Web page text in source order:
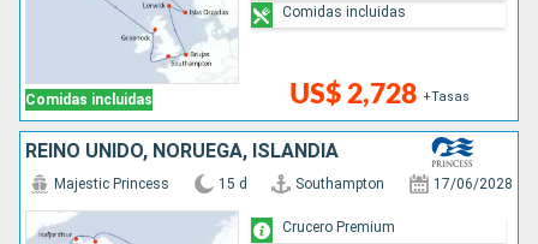
Comidas incluidas US$ 2,728 +Tasas
Comidas incluidas
REINO UNIDO, NORUEGA, ISLANDIA
Majestic Princess 15 d Southampton 17/06/2028
Crucero Premium